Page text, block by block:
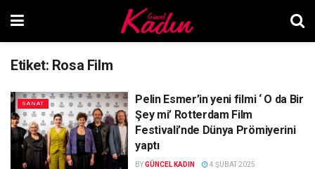
Etiket: Rosa Film
SANAT
Pelin Esmer’in yeni filmi ‘ O da Bir
Şey mi’ Rotterdam Film
Festivali’nde Dünya Prömiyerini
yaptı
BYGÜNCEL KADIN 4 ŞUBAT 2025